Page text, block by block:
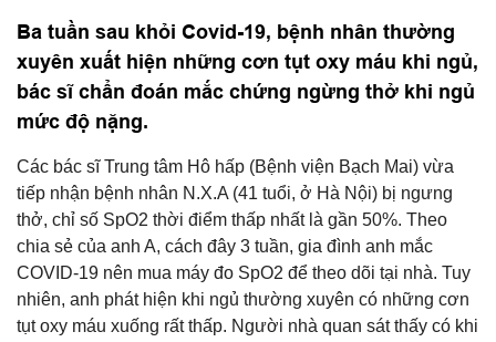
Ba tuần sau khỏi Covid-19, bệnh nhân thường
xuyên xuất hiện những cơn tụt oxy máu khi ngủ,
bác sĩ chẩn đoán mắc chứng ngừng thở khi ngủ
mức độ nặng.
Các bác sĩ Trung tâm Hô hấp (Bệnh viện Bạch Mai) vừa
tiếp nhận bệnh nhân N.X.A (41 tuổi, ở Hà Nội) bị ngưng
thở, chỉ số SpO2 thời điểm thấp nhất là gần 50%. Theo
chia sẻ của anh A, cách đây 3 tuần, gia đình anh mắc
COVID-19 nên mua máy đo SpO2 để theo dõi tại nhà. Tuy
nhiên, anh phát hiện khi ngủ thường xuyên có những cơn
tụt oxy máu xuống rất thấp. Người nhà quan sát thấy có khi